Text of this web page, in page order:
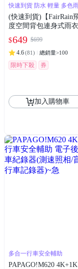
快速到貨 防水 輕量 多色
(快速到貨)【FairRain
度空間背包連身式雨衣
$649 $699
4.6(81) 總銷量>100
限時下殺 券
加入購物車
多合一行車安全輔助
PAPAGO!M620